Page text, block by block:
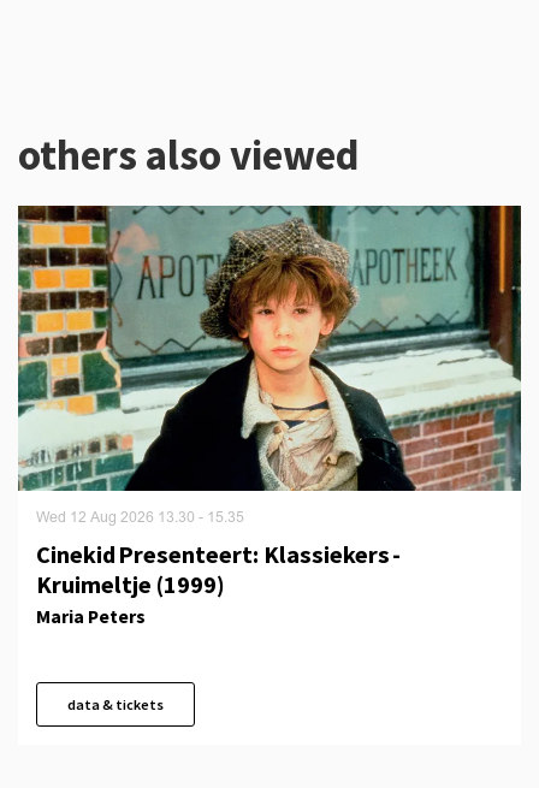
others also viewed
Cinekid Presenteert: Klassiekers -
Kruimeltje (1999)
Maria Peters
Wed 12 Aug 2026 13.30 - 15.35
data & tickets